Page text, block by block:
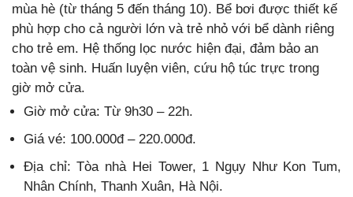
mùa hè (từ tháng 5 đến tháng 10). Bể bơi được thiết kế
phù hợp cho cả người lớn và trẻ nhỏ với bể dành riêng
cho trẻ em. Hệ thống lọc nước hiện đại, đảm bảo an
toàn vệ sinh. Huấn luyện viên, cứu hộ túc trực trong
giờ mở cửa.
Giờ mở cửa: Từ 9h30 – 22h.
Giá vé: 100.000đ – 220.000đ.
Địa chỉ: Tòa nhà Hei Tower, 1 Ngụy Như Kon Tum,
Nhân Chính, Thanh Xuân, Hà Nội.